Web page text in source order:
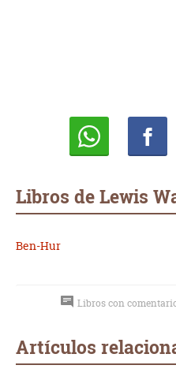
Libros de Lewis
Ben-Hur
Libros con
Artículos